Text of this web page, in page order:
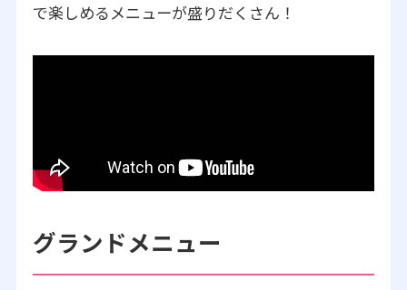
で楽しめるメニューが盛りだくさん！
グランドメニュー